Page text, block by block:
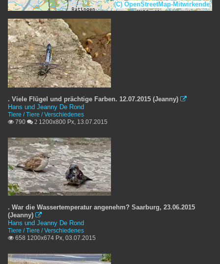
(C) OpenStreetMap-Mitwirkende
. Viele Flügel und prächtige Farben. 12.07.2015 (Jeanny) 
Hans und Jeanny De Rond
Tiere / Tiere / Verschiedenes
 790  2 1200x800 Px, 13.07.2015
. War die Wassertemperatur angenehm? Saarburg, 23.06.2015
(Jeanny) 
Hans und Jeanny De Rond
Tiere / Tiere / Verschiedenes
 658 1200x674 Px, 03.07.2015